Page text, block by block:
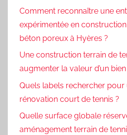
Comment reconnaître une
expérimentée en
béton poreux à Hyères ?
Une construction terrain de
augmenter la valeur d’un
Quels labels rechercher pour
rénovation court de tennis ?
Quelle surface globale
aménagement terrain de